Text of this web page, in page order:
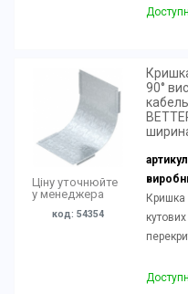
Ціну уточнюйте
у менеджера
код: 54354
90°
Кришка